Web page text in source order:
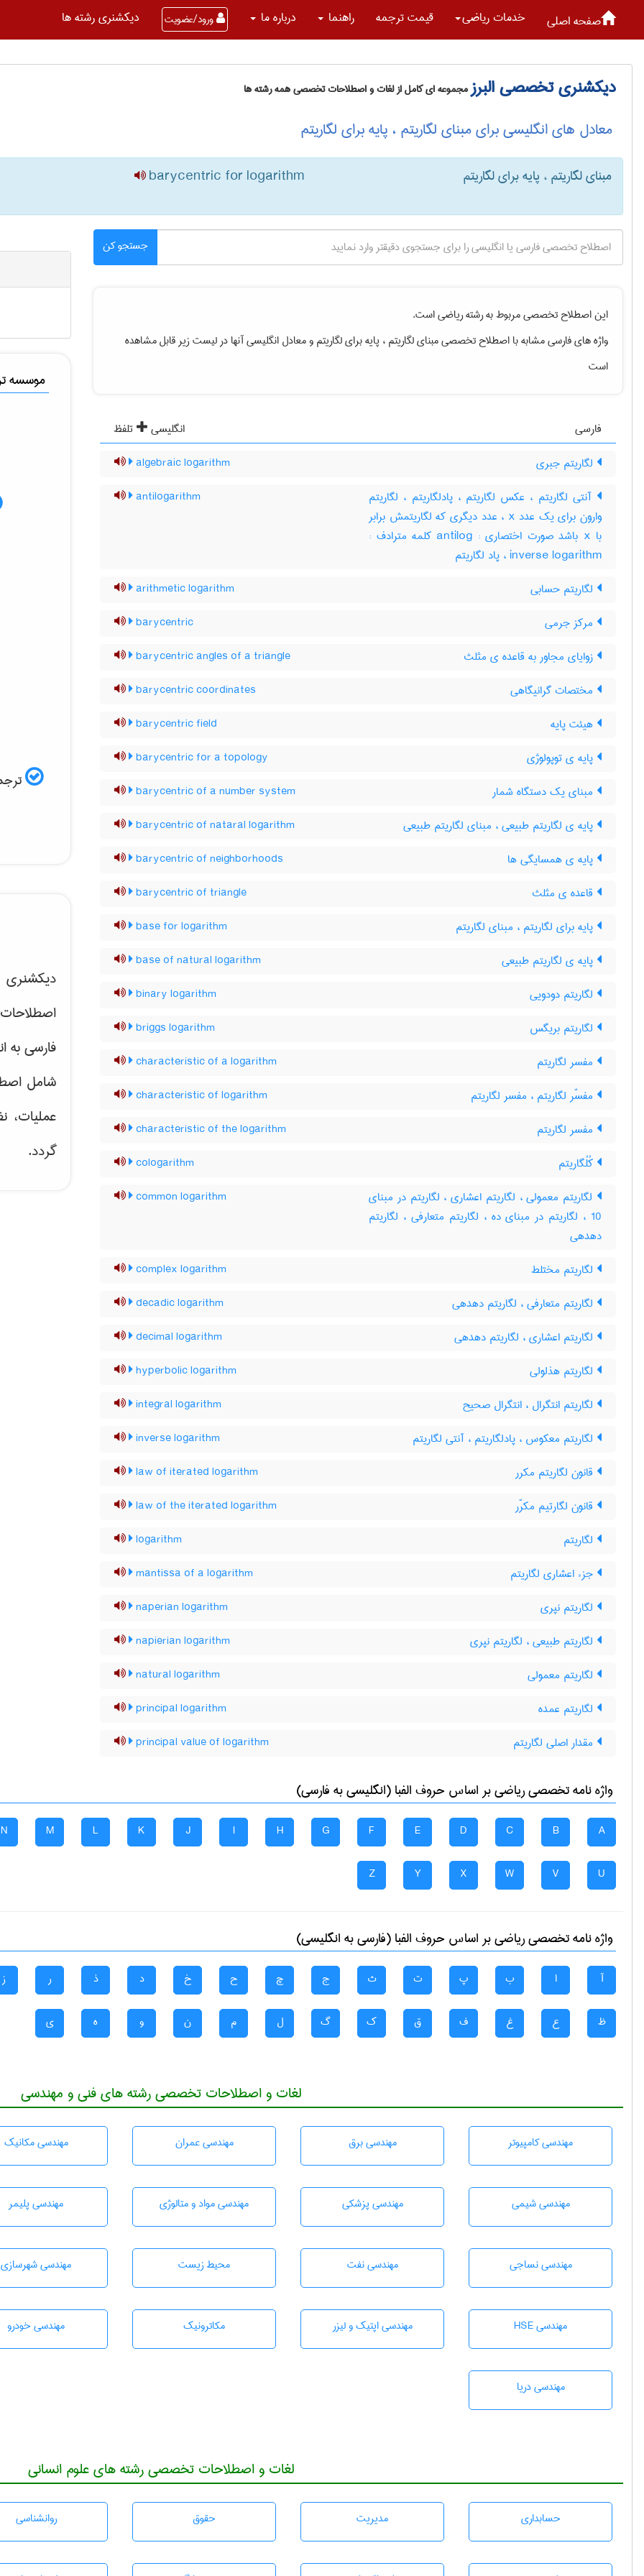
صفحه اصلی خدمات رياضی قیمت ترجمه راهنما درباره ما ورود/عضویت دیکشنری رشته ها
دیکشنری تخصصی البرزمجموعه ای کامل از لغات و اصطلاحات تخصصی همه رشته ها
معادل های انگلیسی برای مبنای لگاریتم ، پایه برای لگاریتم
مبنای لگاریتم ، پایه برای لگاریتم barycentric for logarithm
جستجو کن
این اصطلاح تخصصی مربوط به رشتهرياضیاست.
واژه های فارسی مشابه با اصطلاح تخصصیمبنای لگاریتم ، پایه برای لگاریتمو معادل انگلیسی آنها در لیست زیر قابل مشاهده
است
فارسی انگلیسی
تلفظ
لگاریتم جبری
algebraic logarithm
آنتی لگاریتم ، عکس لگاریتم ، پادلگاریتم ، لگاریتم
وارون برای یک عدد x ، عدد دیگری که لگاریتمش برابر
با x باشد صورت اختصاری : antilog کلمه مترادف :
inverse logarithm ، پاد لگاریتم
antilogarithm
لگاریتم حسابی arithmetic logarithm
مرکز جرمی barycentric
زوایای مجاور به قاعده ی مثلث barycentric angles of a triangle
مختصات گرانیگاهی barycentric coordinates
هیئت پایه barycentric field
پایه ی توپولوژی barycentric for a topology
مبنای یک دستگاه شمار barycentric of a number system
پایه ی لگاریتم طبیعی ، مبنای لگاریتم طبیعی barycentric of nataral logarithm
پایه ی همسایگی ها barycentric of neighborhoods
قاعده ی مثلث barycentric of triangle
پایه برای لگاریتم ، مبنای لگاریتم base for logarithm
پایه ی لگاریتم طبیعی base of natural logarithm
لگاریتم دودویی binary logarithm
لگاریتم بریگس briggs logarithm
مفسر لگاریتم characteristic of a logarithm
مفسّر لگاریتم ، مفسر لگاریتم characteristic of logarithm
مفسر لگاریتم characteristic of the logarithm
کُلُگاریتم cologarithm
لگاریتم معمولی ، لگاریتم اعشاری ، لگاریتم در مبنای
10 ، لگاریتم در مبنای ده ، لگاریتم متعارفی ، لگاریتم
دهدهی
common logarithm
لگاریتم مختلط complex logarithm
لگاریتم متعارفی ، لگاریتم دهدهی decadic logarithm
لگاریتم اعشاری ، لگاریتم دهدهی decimal logarithm
لگاریتم هذلولی hyperbolic logarithm
لگاریتم انتگرال ، انتگرال صحیح integral logarithm
لگاریتم معکوس ، پادلگاریتم ، آنتی لگاریتم inverse logarithm
قانون لگاریتم مکرر law of iterated logarithm
قانون لگارتیم مکرّر law of the iterated logarithm
لگاریتم logarithm
جزء اعشاری لگاریتم mantissa of a logarithm
لگاریتم نپری naperian logarithm
لگاریتم طبیعی ، لگاریتم نپری napierian logarithm
لگاریتم معمولی natural logarithm
لگاریتم عمده principal logarithm
مقدار اصلی لگاریتم principal value of logarithm
موسسه
فارسی به
شامل
عملیات،
گردد.
واژه نامه تخصصیرياضیبر اساس حروف الفبا (انگلیسی به فارسی)
A
B
C
D
E
F
G
H
I
J
K
L
M
N
U
V
W
X
Y
Z
واژه نامه تخصصیرياضیبر اساس حروف الفبا (فارسی به انگلیسی)
آ ا ب پ ت ث ج چ ح خ د ذ ر ز
ظ ع غ ف ق ک گ ل م ن و ه ی
لغات و اصطلاحات تخصصی رشته های فنی و مهندسی
مهندسی كامپيوتر مهندسی برق مهندسی عمران مهندسی مکانیک
مهندسي شيمی مهندسی پزشکی مهندسی مواد و متالوژی مهندسی پليمر
مهندسي نساجی مهندسی نفت محيط زيست مهندسی شهرسازی
مهندسی HSE مهندسی اپتیک و لیزر مکاترونیک مهندسی خودرو
مهندسی دریا
لغات و اصطلاحات تخصصی رشته های علوم انسانی
حسابداری مديريت حقوق روانشناسی